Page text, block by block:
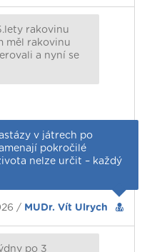
rakovinu
měl rakovinu
a nyní se
v játrech po
pokročilé
nelze určit – každý
/ MUDr. Vít Ulrych
po 3